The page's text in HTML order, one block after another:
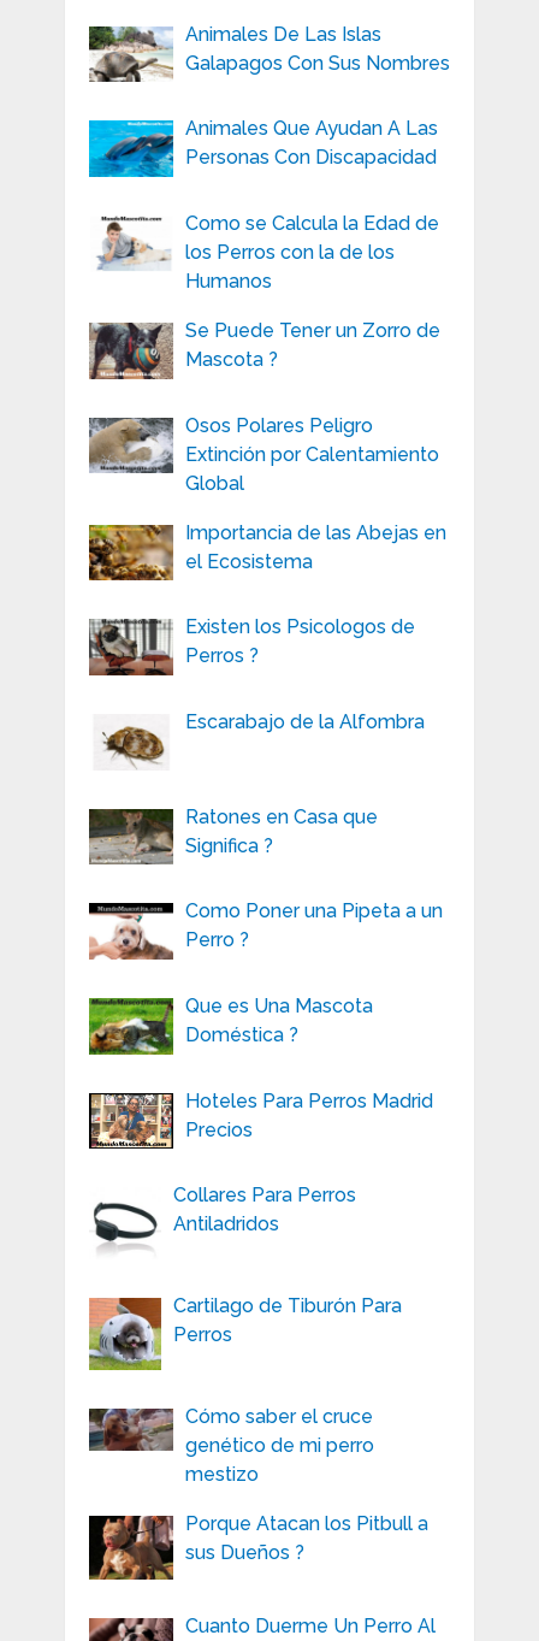
Animales De Las Islas
Galapagos Con Sus Nombres
Animales Que Ayudan A Las
Personas Con Discapacidad
Como se Calcula la Edad de
los Perros con la de los
Humanos
Se Puede Tener un Zorro de
Mascota ?
Osos Polares Peligro
Extinción por Calentamiento
Global
Importancia de las Abejas en
el Ecosistema
Existen los Psicologos de
Perros ?
Escarabajo de la Alfombra
Ratones en Casa que
Significa ?
Como Poner una Pipeta a un
Perro ?
Que es Una Mascota
Doméstica ?
Hoteles Para Perros Madrid
Precios
Collares Para Perros
Antiladridos
Cartilago de Tiburón Para
Perros
Cómo saber el cruce
genético de mi perro
mestizo
Porque Atacan los Pitbull a
sus Dueños ?
Cuanto Duerme Un Perro Al